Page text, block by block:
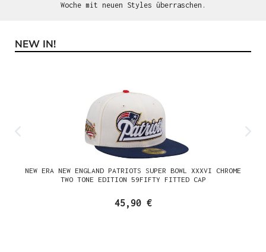
Woche mit neuen Styles überraschen.
Produktgalerie überspringen
NEW IN!
NEW ERA NEW ENGLAND PATRIOTS SUPER BOWL XXXVI CHROME
TWO TONE EDITION 59FIFTY FITTED CAP
45,90 €